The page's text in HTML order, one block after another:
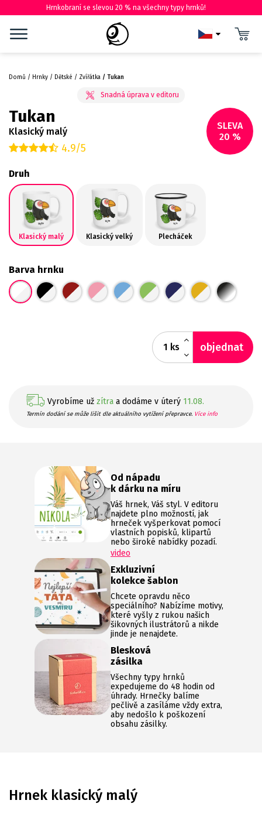
Hrnkobraní se slevou 20 % na všechny typy hrnků!
Domů Hrnky Dětské Zvířátka Tukan
SLEVA
20 %
Tukan
Klasický malý
4.9/5
Druh
Klasický malý Klasický velký Plecháček
Barva hrnku
ks objednat
Vyrobíme už zítra a dodáme v úterý 11.08.
Termín dodání se může lišit dle aktuálního vytížení přepravce. Více info
Od nápadu
k dárku na míru
Váš hrnek, Váš styl. V editoru
najdete plno možností, jak
hrneček vyšperkovat pomocí
vlastních popisků, klipartů
nebo široké nabídky pozadí.
video
Exkluzivní
kolekce šablon
Chcete opravdu něco
speciálního? Nabízíme motivy,
které vyšly z rukou našich
šikovných ilustrátorů a nikde
jinde je nenajdete.
Blesková
zásilka
Všechny typy hrnků
expedujeme do 48 hodin od
úhrady. Hrnečky balíme
pečlivě a zasíláme vždy extra,
aby nedošlo k poškození
obsahu zásilky.
Hrnek klasický malý